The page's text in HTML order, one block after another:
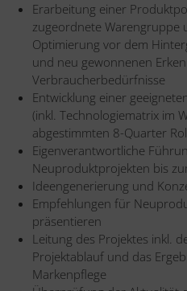
Erarbeitung einer
zugeordnete Warengruppe
Optimierung vor dem
und neu gewonnenen
Verbraucherbedürfnisse
Entwicklung einer
(inkl. Technologiematrix im
abgestimmten 8-Quarter
Eigenverantwortliche
Neuproduktprojekten bis
Ideengenerierung und
Empfehlungen für
präsentieren
Leitung des Projektes inkl.
Projektablauf und das
Markenpflege